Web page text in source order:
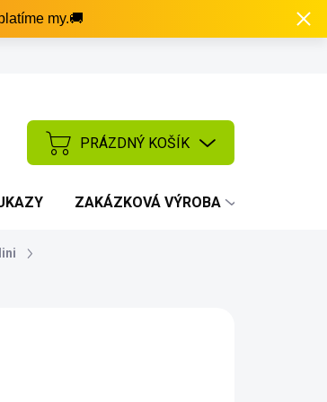
my.🚚
NÁKUPNÍ
KOŠÍK
PRÁZDNÝ KOŠÍK
ZAKÁZKOVÁ VÝROBA